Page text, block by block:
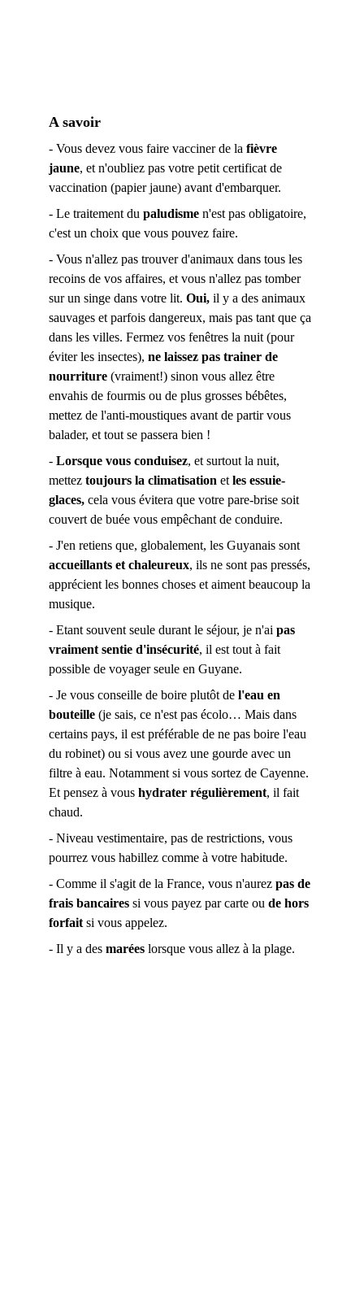
A savoir
- Vous devez vous faire vacciner de la fièvre
jaune, et n'oubliez pas votre petit certificat de
vaccination (papier jaune) avant d'embarquer.
- Le traitement du paludisme n'est pas obligatoire,
c'est un choix que vous pouvez faire.
- Vous n'allez pas trouver d'animaux dans tous les
recoins de vos affaires, et vous n'allez pas tomber
sur un singe dans votre lit. Oui, il y a des animaux
sauvages et parfois dangereux, mais pas tant que ça
dans les villes. Fermez vos fenêtres la nuit (pour
éviter les insectes), ne laissez pas trainer de
nourriture (vraiment!) sinon vous allez être
envahis de fourmis ou de plus grosses bébêtes,
mettez de l'anti-moustiques avant de partir vous
balader, et tout se passera bien !
- Lorsque vous conduisez, et surtout la nuit,
mettez toujours la climatisation et les essuie-
glaces, cela vous évitera que votre pare-brise soit
couvert de buée vous empêchant de conduire.
- J'en retiens que, globalement, les Guyanais sont
accueillants et chaleureux, ils ne sont pas pressés,
apprécient les bonnes choses et aiment beaucoup la
musique.
- Etant souvent seule durant le séjour, je n'ai pas
vraiment sentie d'insécurité, il est tout à fait
possible de voyager seule en Guyane.
- Je vous conseille de boire plutôt de l'eau en
bouteille (je sais, ce n'est pas écolo… Mais dans
certains pays, il est préférable de ne pas boire l'eau
du robinet) ou si vous avez une gourde avec un
filtre à eau. Notamment si vous sortez de Cayenne.
Et pensez à vous hydrater régulièrement, il fait
chaud.
- Niveau vestimentaire, pas de restrictions, vous
pourrez vous habillez comme à votre habitude.
- Comme il s'agit de la France, vous n'aurez pas de
frais bancaires si vous payez par carte ou de hors
forfait si vous appelez.
- Il y a des marées lorsque vous allez à la plage.